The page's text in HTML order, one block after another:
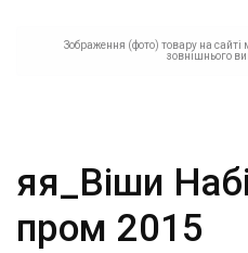
Зображення (фото) товару на сайті
зовнішнього
яя_Віши
пром 2015